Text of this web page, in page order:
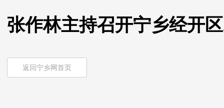
张作林主持召开宁乡经开
返回宁乡网首页